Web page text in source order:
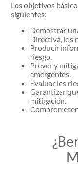
Los objetivos
siguientes:
Demostrar
Directiva, los
Producir
riesgo.
Prever y
emergentes.
Evaluar los
Garantizar
mitigación.